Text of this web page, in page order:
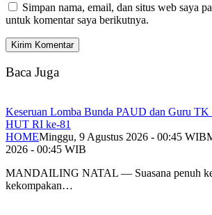
Simpan nama, email, dan situs web saya
untuk komentar saya berikutnya.
Baca Juga
Keseruan Lomba Bunda PAUD dan Guru TK
HUT RI ke-81
HOMEMinggu, 9 Agustus 2026 - 00:45 WIB
2026 - 00:45 WIB
MANDAILING NATAL — Suasana penuh
kekompakan…